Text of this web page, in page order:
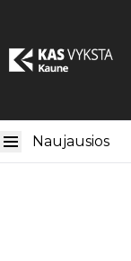
Naujausios